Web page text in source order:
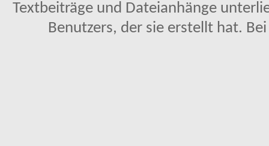
Textbeiträge und Dateianhänge
Benutzers, der sie erstellt hat.